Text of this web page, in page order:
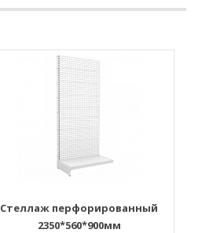
Стеллаж перфорированный
2350*560*900мм